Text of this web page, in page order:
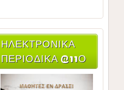
ΗΛΕΚΤΡΟΝΙΚΆ
ΠΕΡΙΟΔΙΚΆ @11Ο